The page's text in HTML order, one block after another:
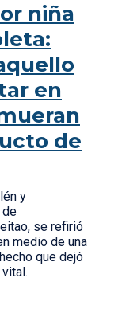
niña
en
de
y
de
se refirió
medio de una
que dejó